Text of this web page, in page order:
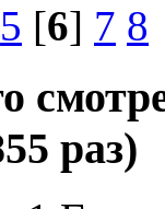
5 [6] 7 8
раз)